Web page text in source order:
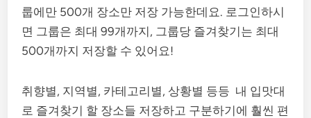
룹에만 500개 장소만 저장 가능한데요. 로그인하시
면 그룹은 최대 99개까지, 그룹당 즐겨찾기는 최대
500개까지 저장할 수 있어요!
취향별, 지역별, 카테고리별, 상황별 등등 내 입맛대
로 즐겨찾기 할 장소들 저장하고 구분하기에 훨씬 편